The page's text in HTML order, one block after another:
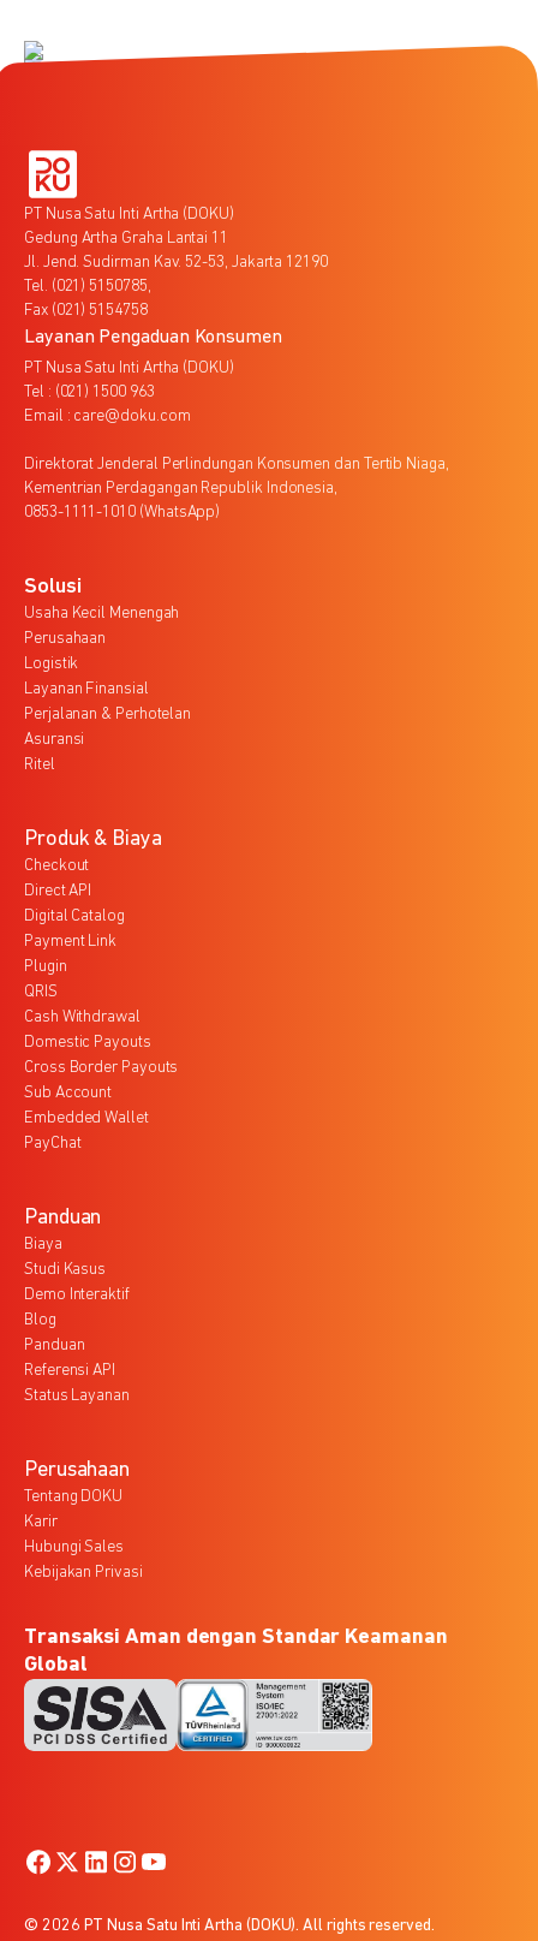
PT Nusa Satu Inti Artha (DOKU)
Gedung Artha Graha Lantai 11
Jl. Jend. Sudirman Kav. 52-53, Jakarta 12190
Tel. (021) 5150785,
Fax (021) 5154758
Layanan Pengaduan Konsumen
PT Nusa Satu Inti Artha (DOKU)
Tel : (021) 1500 963
Email : care@doku.com
Direktorat Jenderal Perlindungan Konsumen dan Tertib Niaga,
Kementrian Perdagangan Republik Indonesia,
0853-1111-1010 (WhatsApp)
Solusi
Usaha Kecil Menengah
Perusahaan
Logistik
Layanan Finansial
Perjalanan & Perhotelan
Asuransi
Ritel
Produk & Biaya
Checkout
Direct API
Digital Catalog
Payment Link
Plugin
QRIS
Cash Withdrawal
Domestic Payouts
Cross Border Payouts
Sub Account
Embedded Wallet
PayChat
Panduan
Biaya
Studi Kasus
Demo Interaktif
Blog
Panduan
Referensi API
Status Layanan
Perusahaan
Tentang DOKU
Karir
Hubungi Sales
Kebijakan Privasi
Transaksi Aman dengan Standar Keamanan
Global
© 2026 PT Nusa Satu Inti Artha (DOKU). All rights reserved.